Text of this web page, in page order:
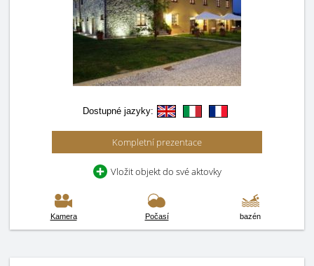
Dostupné jazyky:
Kompletní prezentace
Vložit objekt do své aktovky
Kamera Počasí bazén